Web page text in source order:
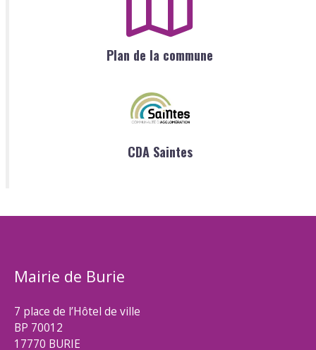
Plan de la commune
CDA Saintes
Mairie de Burie
7 place de l’Hôtel de ville
BP 70012
17770 BURIE